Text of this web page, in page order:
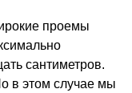
проемы
сантиметров.
в этом случае мы